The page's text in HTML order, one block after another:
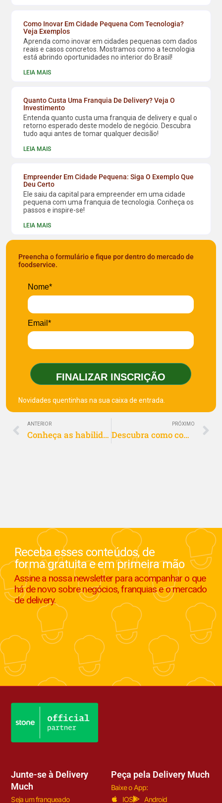
Como Inovar Em Cidade Pequena Com Tecnologia?
Veja Exemplos
Aprenda como inovar em cidades pequenas com dados
reais e casos concretos. Mostramos como a tecnologia
está abrindo oportunidades no interior do Brasil!
LEIA MAIS
Quanto Custa Uma Franquia De Delivery? Veja O
Investimento
Entenda quanto custa uma franquia de delivery e qual o
retorno esperado deste modelo de negócio. Descubra
tudo aqui antes de tomar qualquer decisão!
LEIA MAIS
Empreender Em Cidade Pequena: Siga O Exemplo Que
Deu Certo
Ele saiu da capital para empreender em uma cidade
pequena com uma franquia de tecnologia. Conheça os
passos e inspire-se!
LEIA MAIS
Preencha o formulário e fique por dentro do mercado de
foodservice.
Nome*
Email*
FINALIZAR INSCRIÇÃO
Novidades quentinhas na sua caixa de entrada.
ANTERIOR
Conheça as habilidades do franqueado de alto rendimento
PRÓXIMO
Descubra como começar a empreender com pouco dinheiro
Receba esses conteúdos, de
forma gratuita e em primeira mão
Assine a nossa newsletter para acompanhar o que
há de novo sobre negócios, franquias e o mercado
de delivery.
Junte-se à Delivery
Much
Seja um franqueado
Peça pela Delivery Much
Baixe o App:
IOS
Android